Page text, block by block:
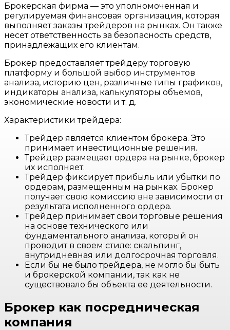
Брокерская фирма — это уполномоченная и
регулируемая финансовая организация, которая
выполняет заказы трейдеров на рынках. Он также
несет ответственность за безопасность средств,
принадлежащих его клиентам.
Брокер предоставляет трейдеру торговую
платформу и большой выбор инструментов
анализа, историю цен, различные типы графиков,
индикаторы анализа, калькуляторы объемов,
экономические новости и т. д.
Характеристики трейдера:
Трейдер является клиентом брокера. Это
принимает инвестиционные решения.
Трейдер размещает ордера на рынке, брокер
их исполняет.
Трейдер фиксирует прибыль или убытки по
ордерам, размещенным на рынках. Брокер
получает свою комиссию вне зависимости от
результата исполненного ордера.
Трейдер принимает свои торговые решения
на основе технического или
фундаментального анализа, который он
проводит в своем стиле: скальпинг,
внутридневная или долгосрочная торговля.
Если бы не было трейдера, не могло бы быть
и брокерской компании, так как не
существовало бы объекта ее деятельности.
Брокер как посредническая
компания